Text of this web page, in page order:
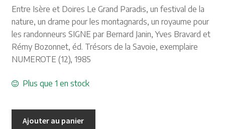
Plaquettes et publicités
MANIFESTATIONS
Nos prochaines manifestations
Entre Isère et Doires Le Grand Paradis, un festival de la
nature, un drame pour les montagnards, un royaume pour
les randonneurs SIGNE par Bernard Janin, Yves Bravard et
Rémy Bozonnet, éd. Trésors de la Savoie, exemplaire
NUMEROTE (12), 1985
Plus que 1 en stock
Ajouter au panier